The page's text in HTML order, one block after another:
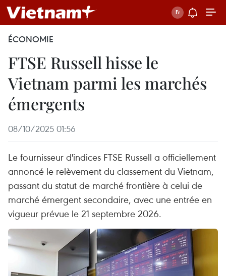
ÉCONOMIE
FTSE Russell hisse le
Vietnam parmi les marchés
émergents
08/10/2025 01:56
Le fournisseur d'indices FTSE Russell a officiellement
annoncé le relèvement du classement du Vietnam,
passant du statut de marché frontière à celui de
marché émergent secondaire, avec une entrée en
vigueur prévue le 21 septembre 2026.